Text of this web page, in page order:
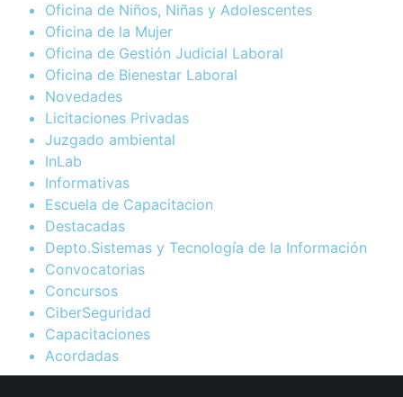
Oficina de Niños, Niñas y Adolescentes
Oficina de la Mujer
Oficina de Gestión Judicial Laboral
Oficina de Bienestar Laboral
Novedades
Licitaciones Privadas
Juzgado ambiental
InLab
Informativas
Escuela de Capacitacion
Destacadas
Depto.Sistemas y Tecnología de la Información
Convocatorias
Concursos
CiberSeguridad
Capacitaciones
Acordadas